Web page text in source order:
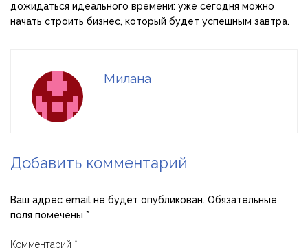
дожидаться идеального времени: уже сегодня можно
начать строить бизнес, который будет успешным завтра.
Милана
Добавить комментарий
Ваш адрес email не будет опубликован. Обязательные
поля помечены *
Комментарий *